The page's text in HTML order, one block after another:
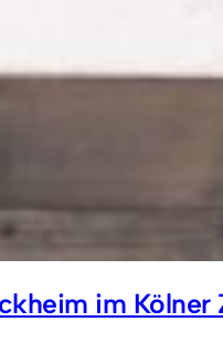
im Kölner